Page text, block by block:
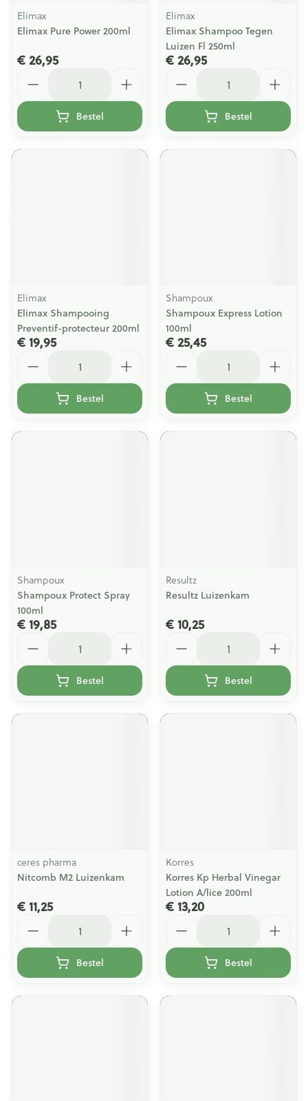
Elimax
Elimax Pure Power 200ml
€ 26,95
Bestel
Elimax
Elimax Shampoo Tegen
Luizen Fl 250ml
€ 26,95
Bestel
Elimax
Elimax Shampooing
Preventif-protecteur 200ml
€ 19,95
Bestel
Shampoux
Shampoux Express Lotion
100ml
€ 25,45
Bestel
Shampoux
Shampoux Protect Spray
100ml
€ 19,85
Bestel
Resultz
Resultz Luizenkam
€ 10,25
Bestel
ceres pharma
Nitcomb M2 Luizenkam
€ 11,25
Bestel
Korres
Korres Kp Herbal Vinegar
Lotion A/lice 200ml
€ 13,20
Bestel